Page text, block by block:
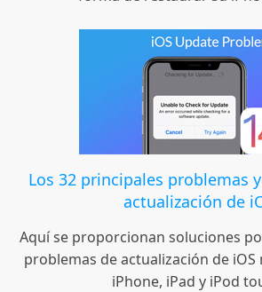
Los 32 principales problemas
actualización de
Aquí se proporcionan soluciones
problemas de actualización de iOS
iPhone, iPad y iPod